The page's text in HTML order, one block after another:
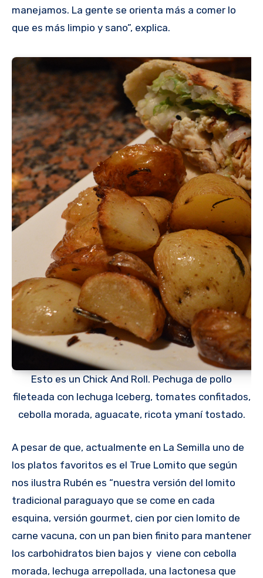
manejamos. La gente se orienta más a comer lo
que es más limpio y sano”, explica.
Esto es un Chick And Roll. Pechuga de pollo
fileteada con lechuga Iceberg, tomates confitados,
cebolla morada, aguacate, ricota ymaní tostado.
A pesar de que, actualmente en La Semilla uno de
los platos favoritos es el True Lomito que según
nos ilustra Rubén es “nuestra versión del lomito
tradicional paraguayo que se come en cada
esquina, versión gourmet, cien por cien lomito de
carne vacuna, con un pan bien finito para mantener
los carbohidratos bien bajos y viene con cebolla
morada, lechuga arrepollada, una lactonesa que